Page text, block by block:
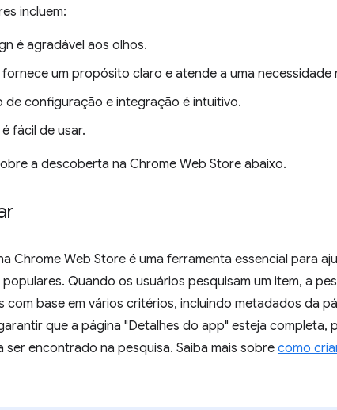
incluem:
é agradável aos olhos.
um propósito claro e atende a uma necessidade
de configuração e integração é intuitivo.
fácil de usar.
a descoberta na Chrome Web Store abaixo.
Chrome Web Store é uma ferramenta essencial para
Quando os usuários pesquisam um item, a
com base em vários critérios, incluindo metadados da
que a página "Detalhes do app" esteja completa,
ser encontrado na pesquisa. Saiba mais sobre como